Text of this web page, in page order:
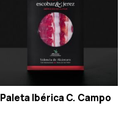
Paleta Ibérica C. Campo